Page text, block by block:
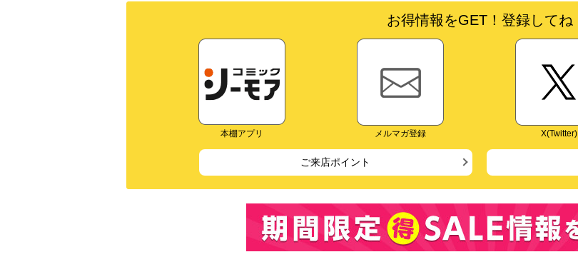
お得情報をGET！登録してね
本棚アプリ メルマガ登録 X(Twitter)
ご来店ポイント